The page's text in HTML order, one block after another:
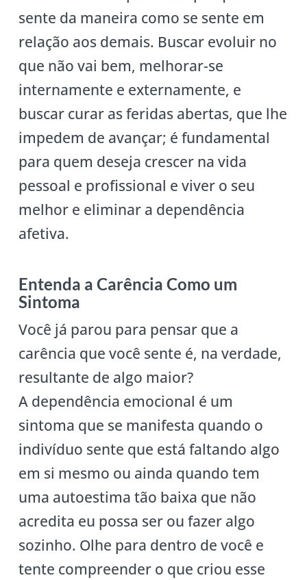
sente da maneira como se sente em
relação aos demais. Buscar evoluir no
que não vai bem, melhorar-se
internamente e externamente, e
buscar curar as feridas abertas, que lhe
impedem de avançar; é fundamental
para quem deseja crescer na vida
pessoal e profissional e viver o seu
melhor e eliminar a dependência
afetiva.
Entenda a Carência Como um
Sintoma
Você já parou para pensar que a
carência que você sente é, na verdade,
resultante de algo maior?
A dependência emocional é um
sintoma que se manifesta quando o
indivíduo sente que está faltando algo
em si mesmo ou ainda quando tem
uma autoestima tão baixa que não
acredita eu possa ser ou fazer algo
sozinho. Olhe para dentro de você e
tente compreender o que criou esse